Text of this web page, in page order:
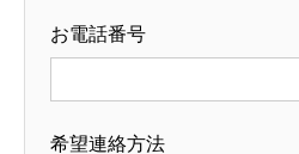
お電話番号
希望連絡方法